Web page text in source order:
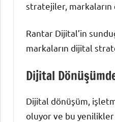
stratejiler, markaların
Rantar Dijital’in
markaların dijital
Dijital
Dijital dönüşüm,
oluyor ve bu